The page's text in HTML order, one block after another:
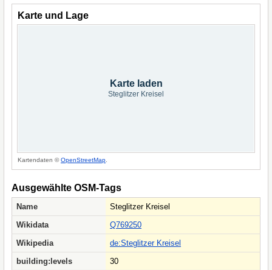
Karte und Lage
Karte laden
Steglitzer Kreisel
Kartendaten ©OpenStreetMap
Ausgewählte OSM-Tags
Name
Steglitzer Kreisel
Wikidata
Q769250
Wikipedia
de:Steglitzer Kreisel
building:levels
30